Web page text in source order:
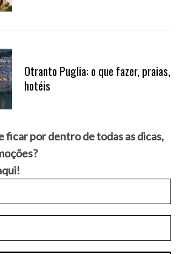
Otranto Puglia: o que fazer, praias,
hotéis
ficar por dentro de todas as dicas,